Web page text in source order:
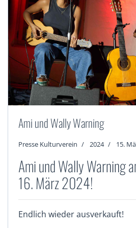
Ami und Wally Warning
Presse Kulturverein 2024 15.
Ami und Wally Warning
16. März 2024!
Endlich wieder ausverkauft!